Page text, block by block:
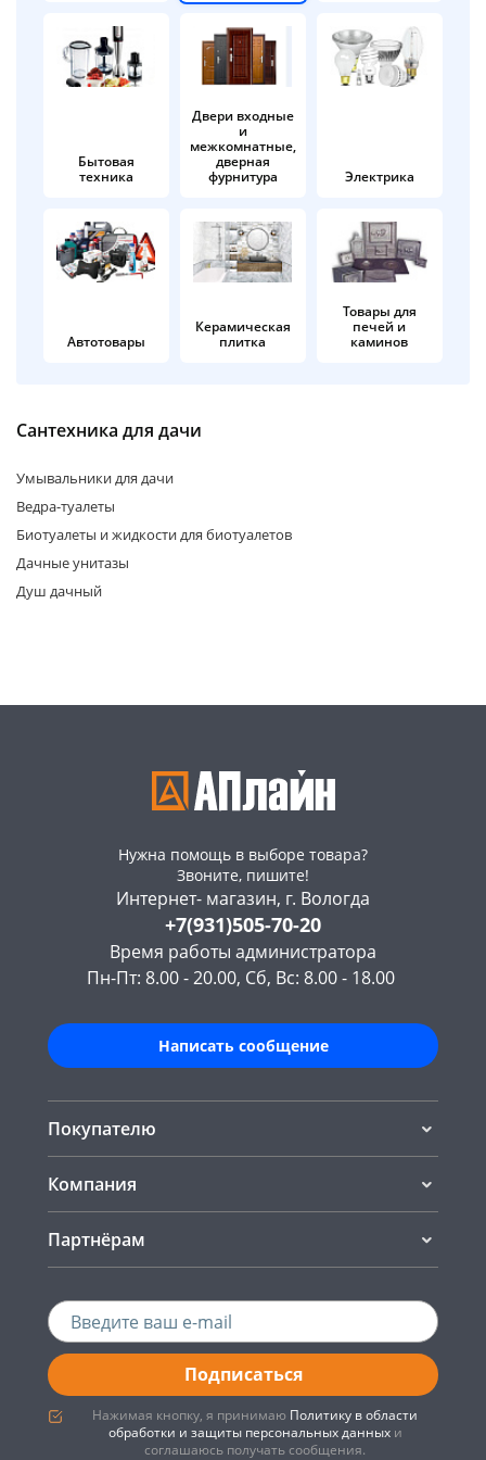
Бытовая
техника
Двери входные
и
межкомнатные,
дверная
фурнитура
Электрика
Автотовары
Керамическая
плитка
Товары для
печей и
каминов
Сантехника для дачи
Умывальники для дачи
Ведра-туалеты
Биотуалеты и жидкости для биотуалетов
Дачные унитазы
Душ дачный
Нужна помощь в выборе товара?
Звоните, пишите!
Интернет- магазин, г. Вологда
+7(931)505-70-20
Время работы администратора
Пн-Пт: 8.00 - 20.00, Сб, Вс: 8.00 - 18.00
Написать сообщение
Покупателю
Компания
Партнёрам
Подписаться
Нажимая кнопку, я принимаю Политику в области
обработки и защиты персональных данныхи
соглашаюсь получать сообщения.
об оплате Плайтом
раз в 2
недели
Остались вопросы?
8 800 302-02-51
plait.ru